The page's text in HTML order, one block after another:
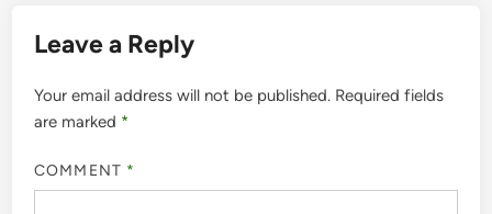
Leave a Reply
Your email address will not be published. Required fields
are marked *
COMMENT *